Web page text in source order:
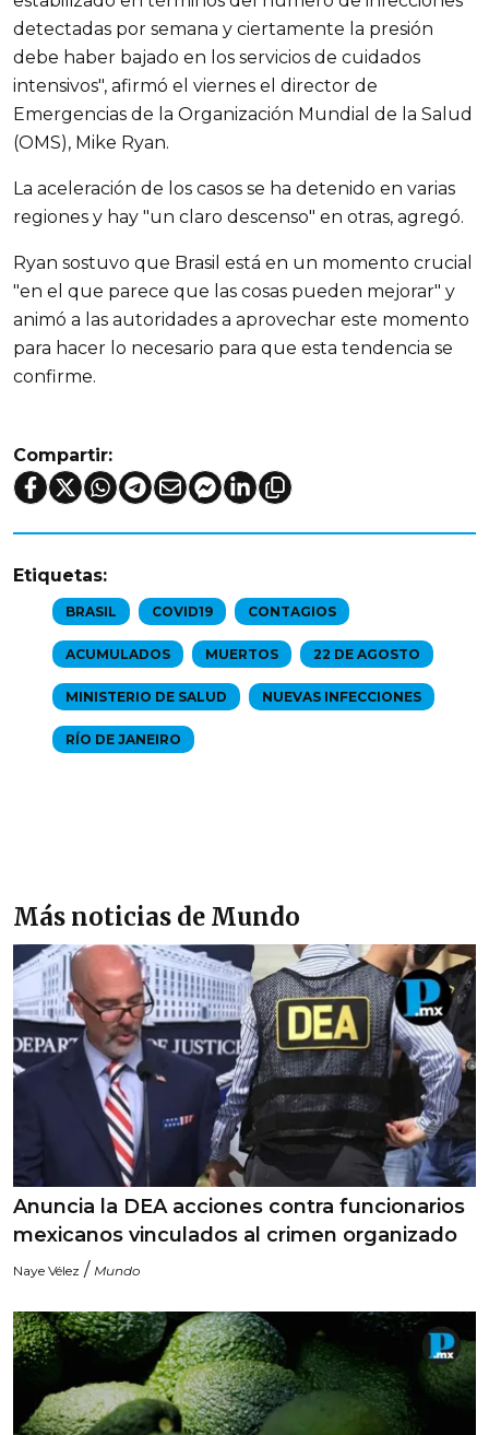
detectadas por semana y ciertamente la presión
debe haber bajado en los servicios de cuidados
intensivos", afirmó el viernes el director de
Emergencias de la Organización Mundial de la Salud
(OMS), Mike Ryan.
La aceleración de los casos se ha detenido en varias
regiones y hay "un claro descenso" en otras, agregó.
Ryan sostuvo que Brasil está en un momento crucial
"en el que parece que las cosas pueden mejorar" y
animó a las autoridades a aprovechar este momento
para hacer lo necesario para que esta tendencia se
confirme.
Compartir:
Etiquetas:
BRASIL COVID19 CONTAGIOS
ACUMULADOS MUERTOS 22 DE AGOSTO
MINISTERIO DE SALUD NUEVAS INFECCIONES
RÍO DE JANEIRO
Más noticias de Mundo
Anuncia la DEA acciones contra funcionarios
mexicanos vinculados al crimen organizado
Naye Vélez / Mundo